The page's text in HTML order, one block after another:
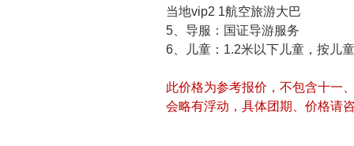
当地vip2 1航空旅游大巴
5、导服：国证导游服务
6、儿童：1.2米以下儿童，按儿
此价格为参考报价，不包含十一
会略有浮动，具体团期、价格请